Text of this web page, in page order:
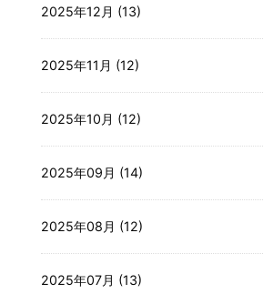
2025年12月 (13)
2025年11月 (12)
2025年10月 (12)
2025年09月 (14)
2025年08月 (12)
2025年07月 (13)